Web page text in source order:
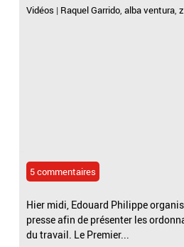
Vidéos | Raquel Garrido,alba ventura,
5 commentaires
Hier midi, Edouard Philippe
presse afin de présenter les
du travail. Le Premier...